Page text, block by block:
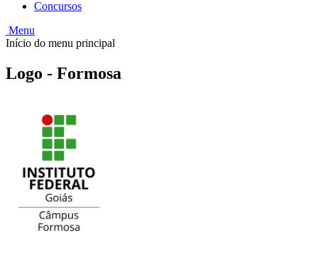
Concursos
Menu
Início do menu principal
Logo - Formosa